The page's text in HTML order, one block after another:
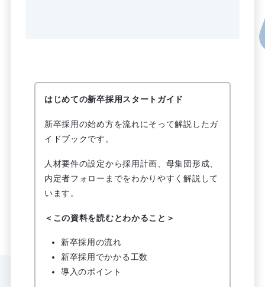
はじめての新卒採用スタートガイド
新卒採用の始め方を流れにそって解説したガ
イドブックです。
人材要件の設定から採用計画、母集団形成、
内定者フォローまでをわかりやすく解説して
います。
＜この資料を読むとわかること＞
新卒採用の流れ
新卒採用でかかる工数
導入のポイント